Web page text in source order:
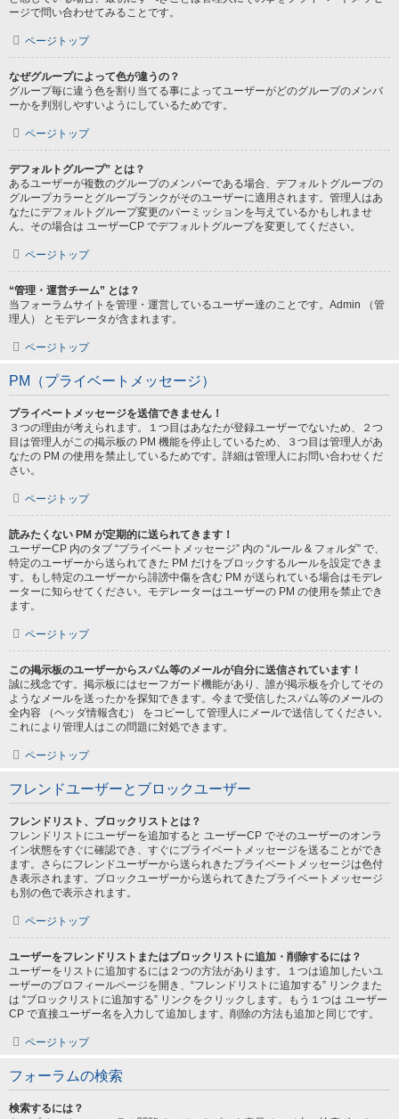
ージで問い合わせてみることです。
ページトップ
なぜグループによって色が違うの？
グループ毎に違う色を割り当てる事によってユーザーがどのグループのメンバ
ーかを判別しやすいようにしているためです。
ページトップ
デフォルトグループ” とは？
あるユーザーが複数のグループのメンバーである場合、デフォルトグループの
グループカラーとグループランクがそのユーザーに適用されます。管理人はあ
なたにデフォルトグループ変更のパーミッションを与えているかもしれませ
ん。その場合は ユーザーCP でデフォルトグループを変更してください。
ページトップ
“管理・運営チーム” とは？
当フォーラムサイトを管理・運営しているユーザー達のことです。Admin （管
理人） とモデレータが含まれます。
ページトップ
PM（プライベートメッセージ）
プライベートメッセージを送信できません！
３つの理由が考えられます。１つ目はあなたが登録ユーザーでないため、２つ
目は管理人がこの掲示板の PM 機能を停止しているため、３つ目は管理人があ
なたの PM の使用を禁止しているためです。詳細は管理人にお問い合わせくだ
さい。
ページトップ
読みたくない PM が定期的に送られてきます！
ユーザーCP 内のタブ “プライベートメッセージ” 内の “ルール & フォルダ” で、
特定のユーザーから送られてきた PM だけをブロックするルールを設定できま
す。もし特定のユーザーから誹謗中傷を含む PM が送られている場合はモデレ
ーターに知らせてください。モデレーターはユーザーの PM の使用を禁止でき
ます。
ページトップ
この掲示板のユーザーからスパム等のメールが自分に送信されています！
誠に残念です。掲示板にはセーフガード機能があり、誰が掲示板を介してその
ようなメールを送ったかを探知できます。今まで受信したスパム等のメールの
全内容 （ヘッダ情報含む） をコピーして管理人にメールで送信してください。
これにより管理人はこの問題に対処できます。
ページトップ
フレンドユーザーとブロックユーザー
フレンドリスト、ブロックリストとは？
フレンドリストにユーザーを追加すると ユーザーCP でそのユーザーのオンラ
イン状態をすぐに確認でき、すぐにプライベートメッセージを送ることができ
ます。さらにフレンドユーザーから送られきたプライベートメッセージは色付
き表示されます。ブロックユーザーから送られてきたプライベートメッセージ
も別の色で表示されます。
ページトップ
ユーザーをフレンドリストまたはブロックリストに追加・削除するには？
ユーザーをリストに追加するには２つの方法があります。１つは追加したいユ
ーザーのプロフィールページを開き、“フレンドリストに追加する” リンクまた
は “ブロックリストに追加する” リンクをクリックします。もう１つは ユーザー
CP で直接ユーザー名を入力して追加します。削除の方法も追加と同じです。
ページトップ
フォーラムの検索
検索するには？